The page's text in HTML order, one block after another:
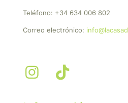
Teléfono: +34 634 006 802
Correo electrónico: